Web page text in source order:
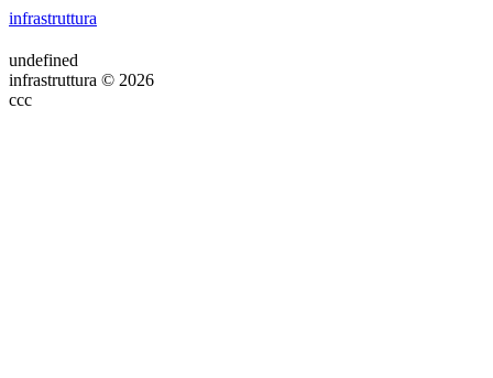
infrastruttura
undefined
infrastruttura © 2026
ссс